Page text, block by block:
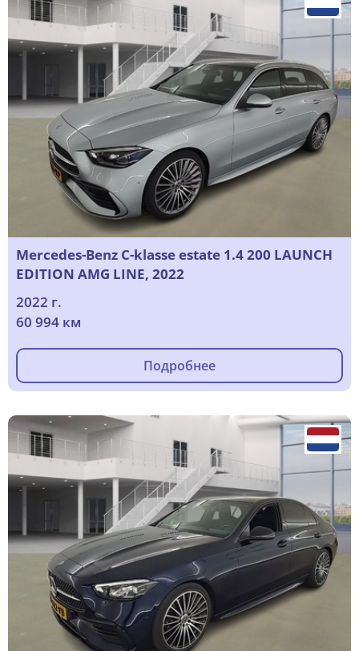
Mercedes-Benz C-klasse estate 1.4 200 LAUNCH
EDITION AMG LINE, 2022
2022 г.
60 994 км
Подробнее